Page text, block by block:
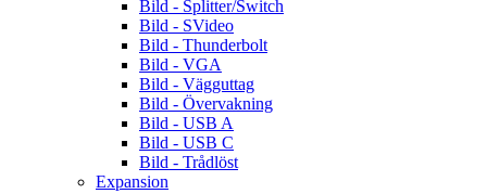
Bild - Splitter/Switch
Bild - SVideo
Bild - Thunderbolt
Bild - VGA
Bild - Vägguttag
Bild - Övervakning
Bild - USB A
Bild - USB C
Bild - Trådlöst
Expansion